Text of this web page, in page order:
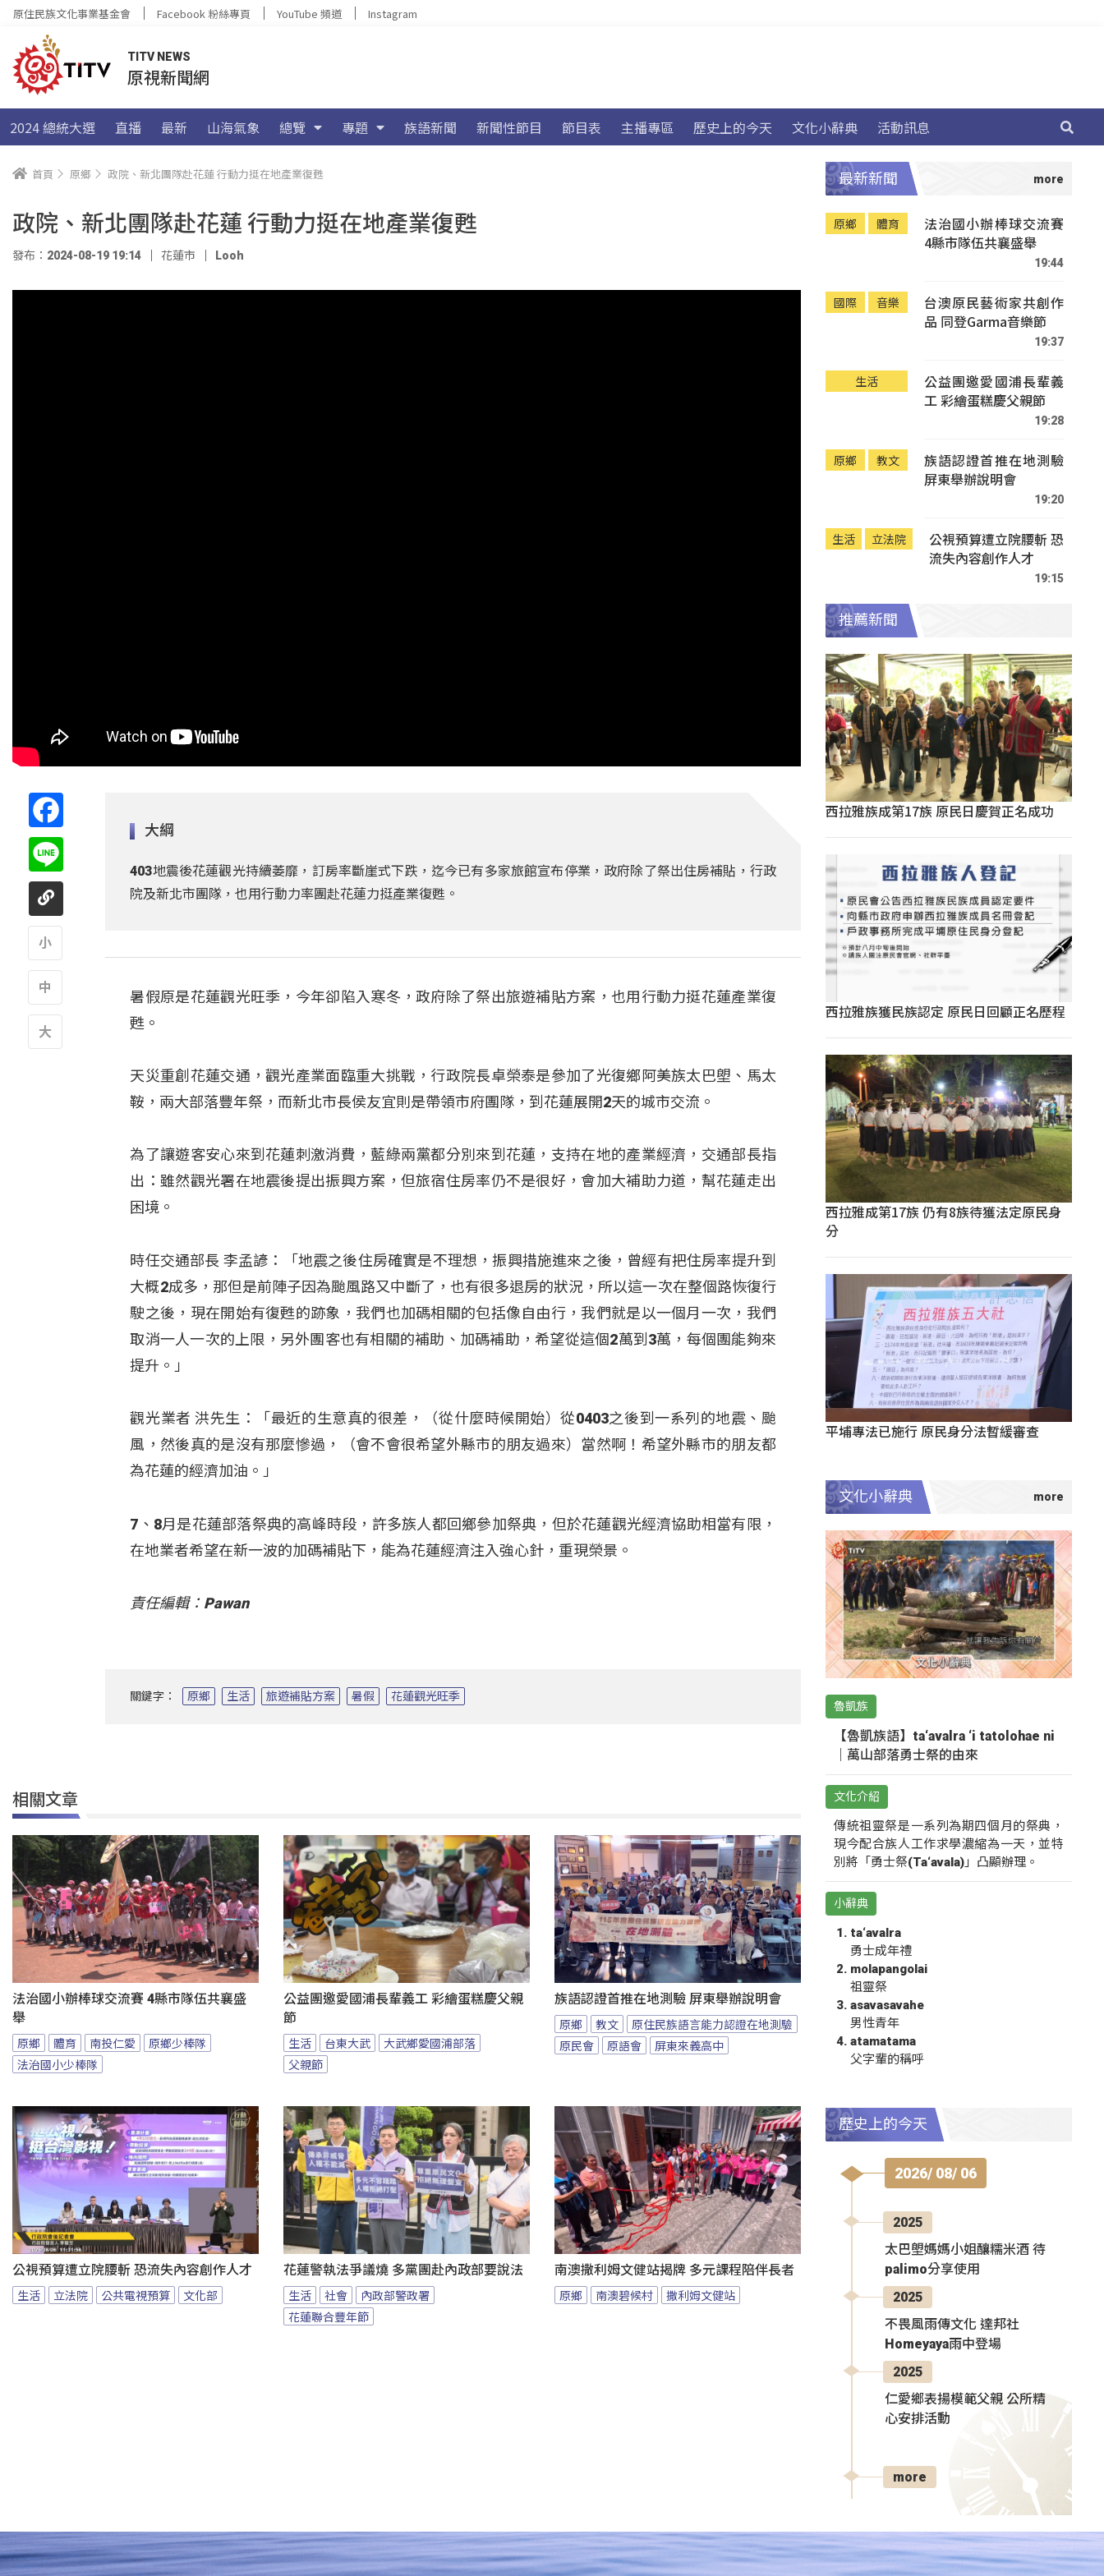
原住民族文化事業基金會 Facebook 粉絲專頁 YouTube 頻道 Instagram
TITV NEWS
原視新聞網
2024 總統大選 直播 最新 山海氣象 總覽 專題 族語新聞 新聞性節目 節目表 主播專區 歷史上的今天 文化小辭典 活動訊息
首頁 原鄉 政院、新北團隊赴花蓮 行動力挺在地產業復甦
政院、新北團隊赴花蓮 行動力挺在地產業復甦
發布：2024-08-19 19:14 花蓮市 Looh
大綱
403地震後花蓮觀光持續萎靡，訂房率斷崖式下跌，迄今已有多家旅館宣布停業，政府除了祭出住房補貼，行政
院及新北市團隊，也用行動力率團赴花蓮力挺產業復甦。
暑假原是花蓮觀光旺季，今年卻陷入寒冬，政府除了祭出旅遊補貼方案，也用行動力挺花蓮產業復
甦。
天災重創花蓮交通，觀光產業面臨重大挑戰，行政院長卓榮泰是參加了光復鄉阿美族太巴塱、馬太
鞍，兩大部落豐年祭，而新北市長侯友宜則是帶領市府團隊，到花蓮展開2天的城市交流。
為了讓遊客安心來到花蓮刺激消費，藍綠兩黨都分別來到花蓮，支持在地的產業經濟，交通部長指
出：雖然觀光署在地震後提出振興方案，但旅宿住房率仍不是很好，會加大補助力道，幫花蓮走出
困境。
時任交通部長 李孟諺：「地震之後住房確實是不理想，振興措施進來之後，曾經有把住房率提升到
大概2成多，那但是前陣子因為颱風路又中斷了，也有很多退房的狀況，所以這一次在整個路恢復行
駛之後，現在開始有復甦的跡象，我們也加碼相關的包括像自由行，我們就是以一個月一次，我們
取消一人一次的上限，另外團客也有相關的補助、加碼補助，希望從這個2萬到3萬，每個團能夠來
提升。」
觀光業者 洪先生：「最近的生意真的很差，（從什麼時候開始）從0403之後到一系列的地震、颱
風，然後真的是沒有那麼慘過，（會不會很希望外縣市的朋友過來）當然啊！希望外縣市的朋友都
為花蓮的經濟加油。」
7、8月是花蓮部落祭典的高峰時段，許多族人都回鄉參加祭典，但於花蓮觀光經濟協助相當有限，
在地業者希望在新一波的加碼補貼下，能為花蓮經濟注入強心針，重現榮景。
責任編輯：Pawan
關鍵字： 原鄉 生活 旅遊補貼方案 暑假 花蓮觀光旺季
相關文章
法治國小辦棒球交流賽 4縣市隊伍共襄盛
舉
原鄉 體育 南投仁愛
原鄉少棒隊
法治國小少棒隊
公益團邀愛國浦長輩義工 彩繪蛋糕慶父親
節
生活 台東大武
大武鄉愛國浦部落
父親節
族語認證首推在地測驗 屏東舉辦說明會
原鄉 教文
原住民族語言能力認證在地測驗
原民會
原語會 屏東來義高中
公視預算遭立院腰斬 恐流失內容創作人才
生活 立法院 公共電視預算 文化部
花蓮警執法爭議燒 多黨團赴內政部要說法
生活 社會
內政部警政署
花蓮聯合豐年節
南澳撒利姆文健站揭牌 多元課程陪伴長者
原鄉 南澳碧候村 撒利姆文健站
最新新聞
原鄉 體育
法治國小辦棒球交流賽
4縣市隊伍共襄盛舉
19:44
國際 音樂
台澳原民藝術家共創作
品 同登Garma音樂節
19:37
生活
公益團邀愛國浦長輩義
工 彩繪蛋糕慶父親節
19:28
原鄉 教文
族語認證首推在地測驗
屏東舉辦說明會
19:20
生活 立法院
公視預算遭立院腰斬 恐
流失內容創作人才
19:15
推薦新聞
西拉雅族成第17族 原民日慶賀正名成功
西拉雅族獲民族認定 原民日回顧正名歷程
西拉雅成第17族 仍有8族待獲法定原民身
分
平埔專法已施行 原民身分法暫緩審查
文化小辭典
魯凱族
【魯凱族語】ta‘avalra ‘i tatolohae ni
｜萬山部落勇士祭的由來
文化介紹
傳統祖靈祭是一系列為期四個月的祭典，
現今配合族人工作求學濃縮為一天，並特
別將「勇士祭(Ta‘avala)」凸顯辦理。
小辭典
ta‘avalra
勇士成年禮
molapangolai
祖靈祭
asavasavahe
男性青年
atamatama
父字輩的稱呼
歷史上的今天
2026/ 08/ 06
2025
太巴塱媽媽小姐釀糯米酒 待
palimo分享使用
2025
不畏風雨傳文化 達邦社
Homeyaya雨中登場
2025
仁愛鄉表揚模範父親 公所精
心安排活動
more